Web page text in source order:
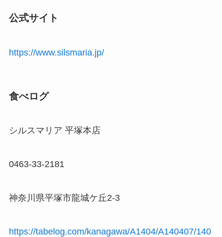
公式サイト
https://www.silsmaria.jp/
食べログ
シルスマリア 平塚本店
0463-33-2181
神奈川県平塚市龍城ケ丘2-3
https://tabelog.com/kanagawa/A1404/A140407/140